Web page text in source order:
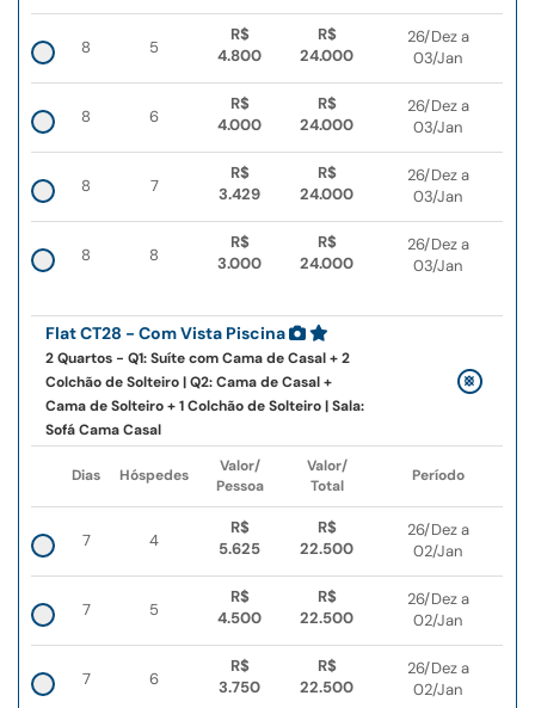
8 5
R$
4.800
R$
24.000
26/Dez a
03/Jan
8 6
R$
4.000
R$
24.000
26/Dez a
03/Jan
8 7
R$
3.429
R$
24.000
26/Dez a
03/Jan
8 8
R$
3.000
R$
24.000
26/Dez a
03/Jan
Flat CT28 - Com Vista Piscina
2 Quartos - Q1: Suíte com Cama de Casal + 2
Colchão de Solteiro | Q2: Cama de Casal +
Cama de Solteiro + 1 Colchão de Solteiro | Sala:
Sofá Cama Casal
Dias Hóspedes
Valor/
Pessoa
Valor/
Total
Período
7 4
R$
5.625
R$
22.500
26/Dez a
02/Jan
7 5
R$
4.500
R$
22.500
26/Dez a
02/Jan
7 6
R$
3.750
R$
22.500
26/Dez a
02/Jan